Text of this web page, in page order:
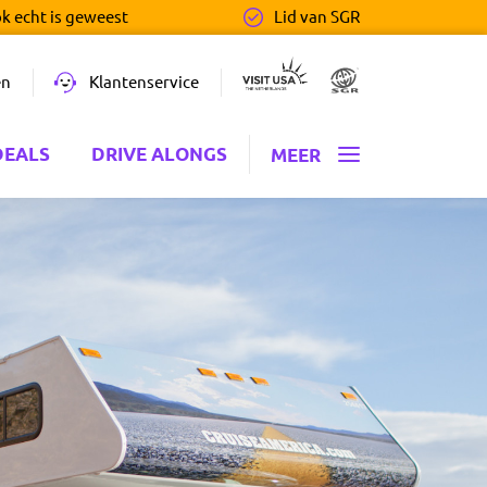
echt is geweest Lid van SGR
Klantenservice
DRIVE ALONGS MEER